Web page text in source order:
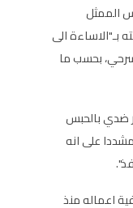
الممثل
بـ"الاساءة الى
بحسب ما
صدر ضدي بالحبس
على انه
اعماله منذ